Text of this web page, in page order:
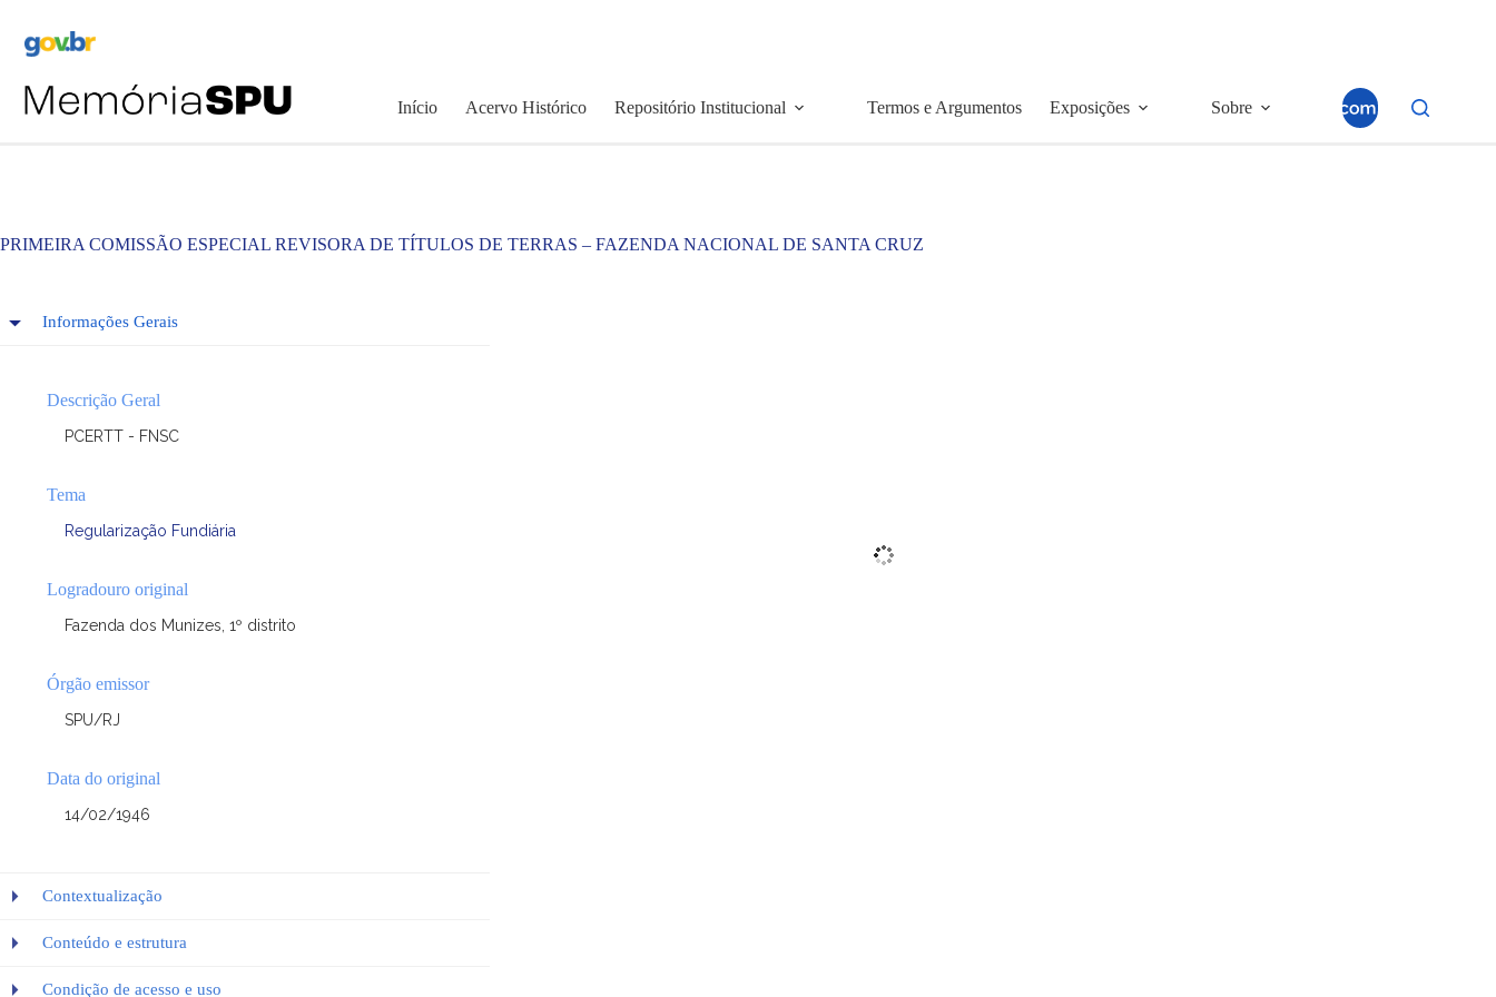
Início Acervo Histórico Repositório Institucional Termos e Argumentos Exposições Sobre
PRIMEIRA COMISSÃO ESPECIAL REVISORA DE TÍTULOS DE TERRAS – FAZENDA NACIONAL DE SANTA CRUZ
Informações Gerais
Descrição Geral
PCERTT - FNSC
Tema
Regularização Fundiária
Logradouro original
Fazenda dos Munizes, 1º distrito
Órgão emissor
SPU/RJ
Data do original
14/02/1946
Contextualização
Conteúdo e estrutura
Condição de acesso e uso